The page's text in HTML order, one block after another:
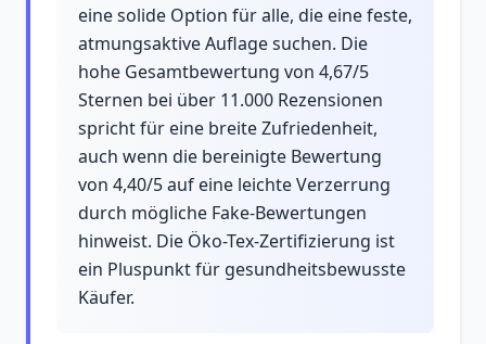
eine solide Option für alle, die eine feste,
atmungsaktive Auflage suchen. Die
hohe Gesamtbewertung von 4,67/5
Sternen bei über 11.000 Rezensionen
spricht für eine breite Zufriedenheit,
auch wenn die bereinigte Bewertung
von 4,40/5 auf eine leichte Verzerrung
durch mögliche Fake-Bewertungen
hinweist. Die Öko-Tex-Zertifizierung ist
ein Pluspunkt für gesundheitsbewusste
Käufer.